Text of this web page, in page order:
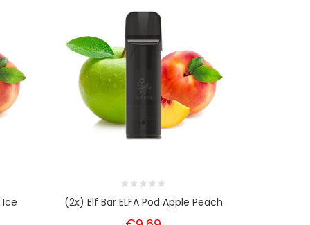
Ice (2x) Elf Bar ELFA Pod Apple Peach